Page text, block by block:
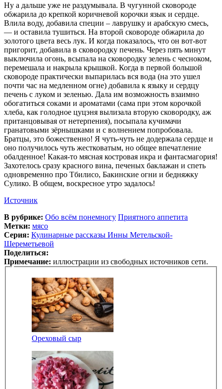
Ну а дальше уже не раздумывала. В чугунной сковороде
обжарила до крепкой коричневой корочки язык и сердце.
Влила воду, добавила специи – лаврушку и арабскую смесь,
— и оставила тушиться. На второй сковороде обжарила до
золотого цвета весь лук. И когда показалось, что он вот-вот
пригорит, добавила в сковородку печень. Через пять минут
выключила огонь, всыпала на сковородку зелень с чесноком,
перемешала и накрыла крышкой. Когда в первой большой
сковороде практически выпарилась вся вода (на это ушел
почти час на медленном огне) добавила к языку и сердцу
печень с луком и зеленью. Дала им возможность взаимно
обогатиться соками и ароматами (сама при этом корочкой
хлеба, как голодное цуцэня вылизала вторую сковородку, аж
пританцовывая от нетерпения), посыпала кучимачи
гранатовыми зёрнышками и с волнением попробовала.
Братцы, это божественно! Я чуть-чуть не додержала сердце и
оно получилось чуть жестковатым, но общее впечатление
обалденное! Какая-то мясная костровая икра и фантасмагория!
Захотелось сразу красного вина, печеных баклажан и спеть
одновременно про Тбилисо, Бакинские огни и бедняжку
Сулико. В общем, воскресное утро задалось!
Источник
В рубрике: Обо всём понемногу Приятного аппетита
Метки: мясо
Серия: Кулинарные рассказы Инны Метельской-
Шереметьевой
Поделиться:
Примечание: иллюстрации из свободных источников сети.
Ореховый сыр